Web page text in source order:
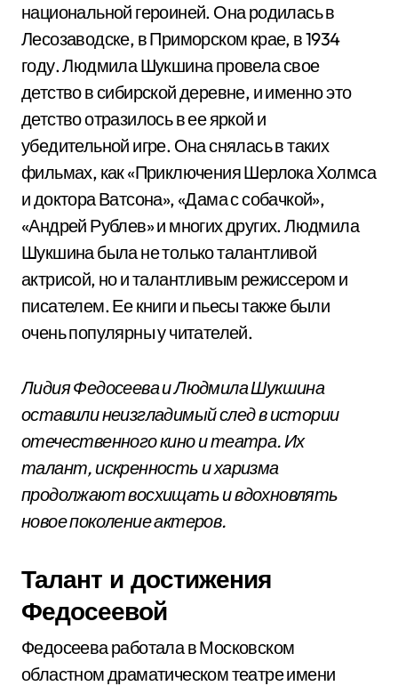
национальной героиней. Она родилась в
Лесозаводске, в Приморском крае, в 1934
году. Людмила Шукшина провела свое
детство в сибирской деревне, и именно это
детство отразилось в ее яркой и
убедительной игре. Она снялась в таких
фильмах, как «Приключения Шерлока Холмса
и доктора Ватсона», «Дама с собачкой»,
«Андрей Рублев» и многих других. Людмила
Шукшина была не только талантливой
актрисой, но и талантливым режиссером и
писателем. Ее книги и пьесы также были
очень популярны у читателей.
Лидия Федосеева и Людмила Шукшина
оставили неизгладимый след в истории
отечественного кино и театра. Их
талант, искренность и харизма
продолжают восхищать и вдохновлять
новое поколение актеров.
Талант и достижения
Федосеевой
Федосеева работала в Московском
областном драматическом театре имени